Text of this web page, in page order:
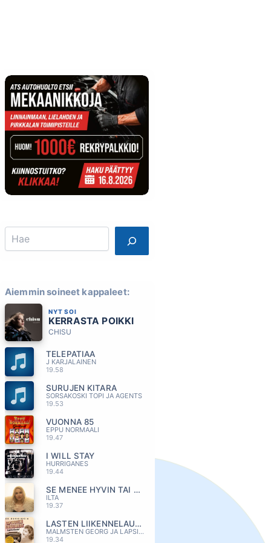
Search
Aiemmin soineet kappaleet:
NYT SOI
KERRASTA POIKKI
CHISU
TELEPATIAA
J KARJALAINEN
19.58
SURUJEN KITARA
SORSAKOSKI TOPI JA AGENTS
19.53
VUONNA 85
EPPU NORMAALI
19.47
I WILL STAY
HURRIGANES
19.44
SE MENEE HYVIN TAI SE MENEE OHI
ILTA
19.37
LASTEN LIIKENNELAULU
MALMSTEN GEORG JA LAPSIKUORO
19.34